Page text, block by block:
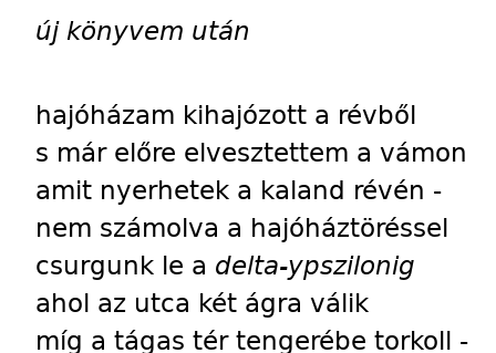
új könyvem után
hajóházam kihajózott a révből
s már előre elvesztettem a vámon
amit nyerhetek a kaland révén -
nem számolva a hajóháztöréssel
csurgunk le a delta-ypszilonig
ahol az utca két ágra válik
míg a tágas tér tengerébe torkoll -